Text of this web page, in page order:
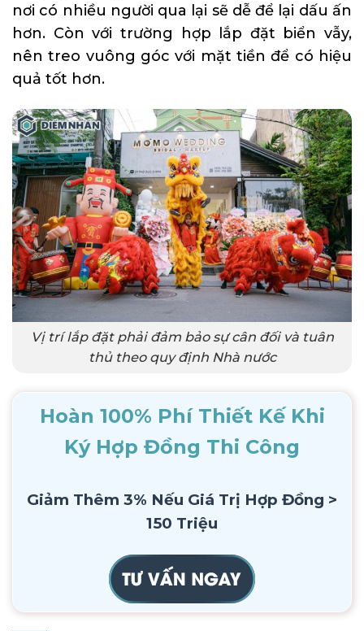
nơi có nhiều người qua lại sẽ dễ để lại dấu ấn
hơn. Còn với trường hợp lắp đặt biển vẫy,
nên treo vuông góc với mặt tiền để có hiệu
quả tốt hơn.
Vị trí lắp đặt phải đảm bảo sự cân đối và tuân
thủ theo quy định Nhà nước
Hoàn 100% Phí Thiết Kế Khi
Ký Hợp Đồng Thi Công
Giảm Thêm 3% Nếu Giá Trị Hợp Đồng >
150 Triệu